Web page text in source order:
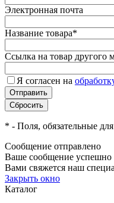
Электронная почта
Название товара*
Ссылка на товар другого
Я согласен на
* - Поля, обязательные
Сообщение отправлено
Ваше сообщение успешно
Вами свяжется наш
Закрыть окно
Каталог